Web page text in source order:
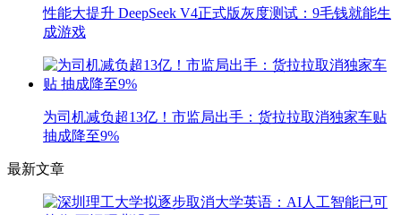
性能大提升 DeepSeek V4正式版灰度测试：9毛钱就能生
成游戏
为司机减负超13亿！市监局出手：货拉拉取消独家车贴
抽成降至9%
最新文章